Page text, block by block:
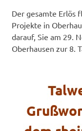
Der gesamte Erlös
Projekte in
darauf, Sie am 29.
Oberhausen zur 8.